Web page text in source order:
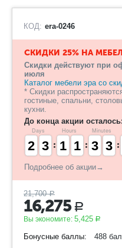
КОД: era-0246
СКИДКИ 25% НА
Скидки действуют при
июля
Каталог мебели эра со
* Скидки
гостиные, спальни,
кухни.
До конца акции осталось:
Days
1
1
2
2 2
2
3
3
Hours
1
1
1
1 1
1
1
1
Minutes
2
2
3
3 2
2
3
3
Подробнее об акции→
21,700 Р
16,275 Р
Вы экономите: 5,425 Р
Бонусные баллы: 488